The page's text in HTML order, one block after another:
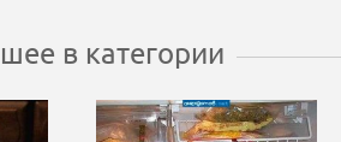
в категории